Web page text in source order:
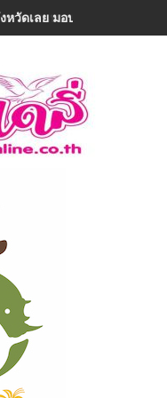
ดเลย มอบ 5 ข้อสั่งการ ยก